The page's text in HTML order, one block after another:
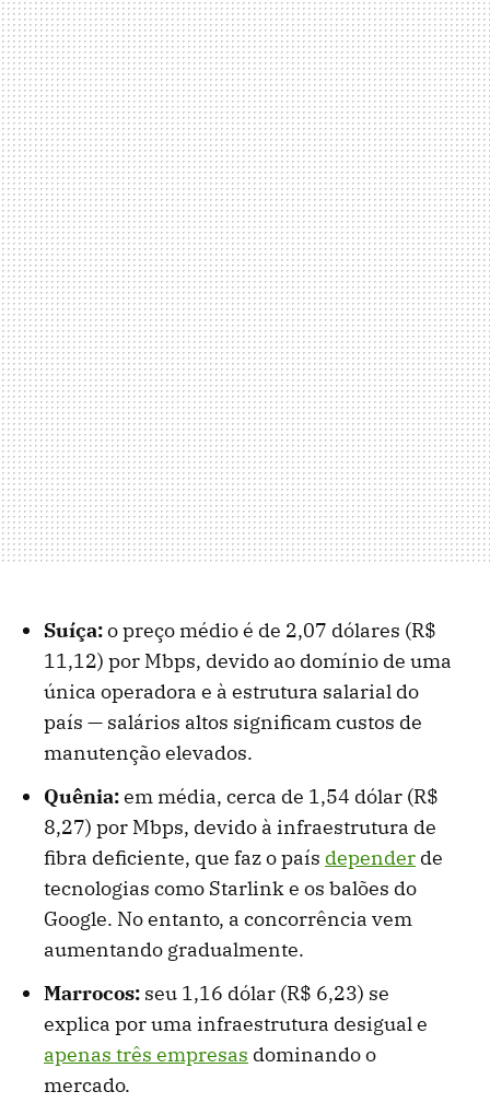
Suíça:o preço médio é de 2,07 dólares (R$
11,12) por Mbps, devido ao domínio de uma
única operadora e à estrutura salarial do
país — salários altos significam custos de
manutenção elevados.
Quênia:em média, cerca de 1,54 dólar (R$
8,27) por Mbps, devido à infraestrutura de
fibra deficiente, que faz o país depender de
tecnologias como Starlink e os balões do
Google. No entanto, a concorrência vem
aumentando gradualmente.
Marrocos: seu 1,16 dólar (R$ 6,23) se
explica por uma infraestrutura desigual e
apenas três empresas dominando o
mercado.